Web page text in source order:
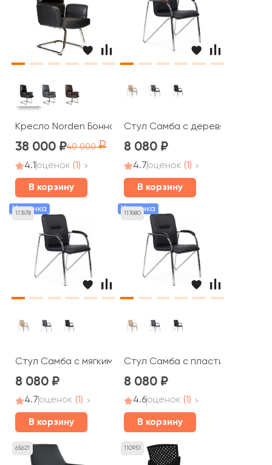
Кресло Norden Бонно / Bonno CF
38 000 40 000
4.1 оценок (1)
В корзину
Стул Самба с деревянными
8 080
4.7оценок (1)
В корзину
117678
Новинка
Стул Самба с мягкими подлокотниками SMB-01H Хром
8 080
4.7оценок (1)
В корзину
117680
Новинка
Стул Самба с пластиковыми
8 080
4.6оценок (1)
В корзину
65621 110951